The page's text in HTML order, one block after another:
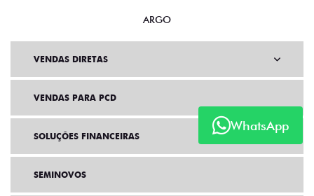
WhatsApp
ARGO
VENDAS DIRETAS
VENDAS PARA PCD
SOLUÇÕES FINANCEIRAS
SEMINOVOS